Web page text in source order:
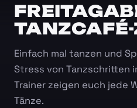
Einfach mal tanzen und
Stress von Tanzschritten
Trainer zeigen euch jede
Tänze.